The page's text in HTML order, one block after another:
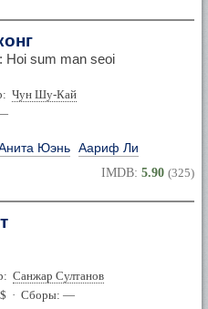
Hoi sum man seoi
Чун Шу-Кай
Юэнь Аариф Ли
IMDB: 5.90 (325)
Санжар Султанов
$ · Сборы: —